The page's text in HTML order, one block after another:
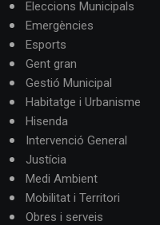
Eleccions Municipals
Emergències
Esports
Gent gran
Gestió Municipal
Habitatge i Urbanisme
Hisenda
Intervenció General
Justícia
Medi Ambient
Mobilitat i Territori
Obres i serveis